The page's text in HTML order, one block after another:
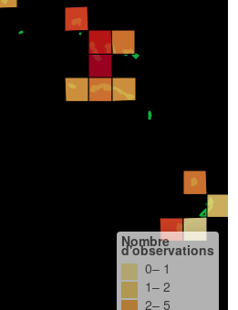
Nombre
d'observations
0– 1
1– 2
2– 5